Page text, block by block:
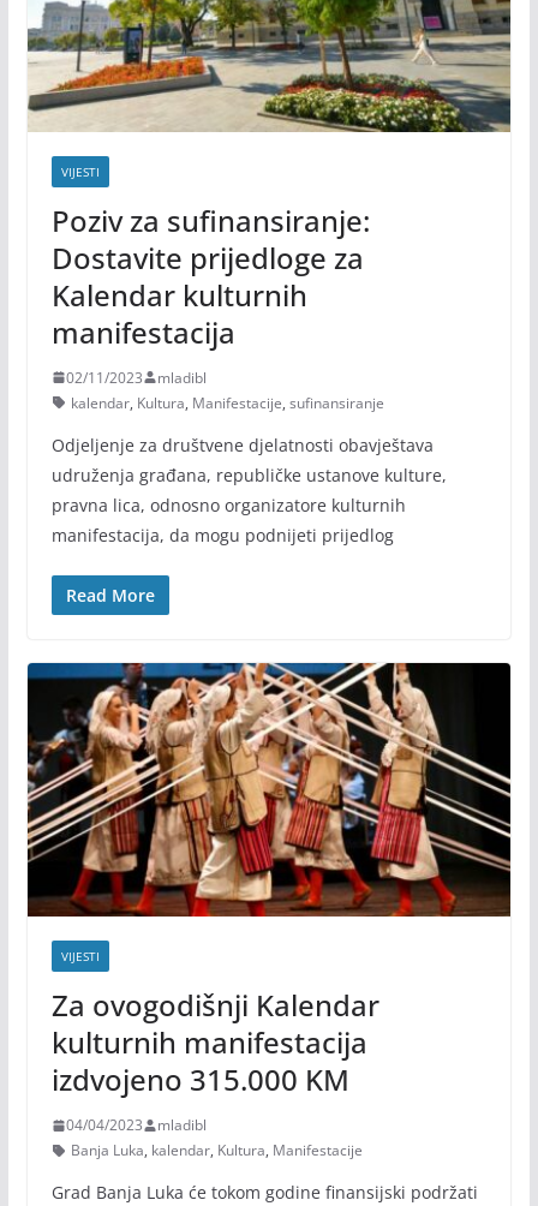
VIJESTI
Poziv za sufinansiranje:
Dostavite prijedloge za
Kalendar kulturnih
manifestacija
02/11/2023
mladibl
kalendar, Kultura, Manifestacije, sufinansiranje
Odjeljenje za društvene djelatnosti obavještava
udruženja građana, republičke ustanove kulture,
pravna lica, odnosno organizatore kulturnih
manifestacija, da mogu podnijeti prijedlog
Read More
VIJESTI
Za ovogodišnji Kalendar
kulturnih manifestacija
izdvojeno 315.000 KM
04/04/2023
mladibl
Banja Luka, kalendar, Kultura, Manifestacije
Grad Banja Luka će tokom godine finansijski podržati